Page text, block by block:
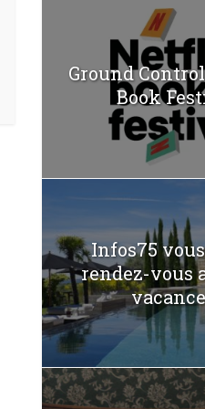
Ground
Book
Infos75
rendez-vous